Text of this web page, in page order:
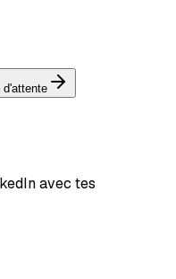
d'attente
avec tes